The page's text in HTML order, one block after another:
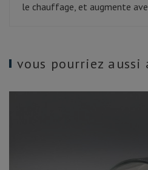
le chauffage, et augmente
vous pourriez aussi